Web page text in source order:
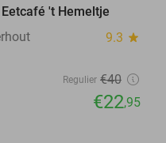
't Hemeltje
9.3 star
Regulier €40
€22,95